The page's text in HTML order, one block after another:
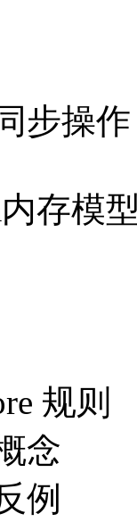
步操作
存模
规则
念
例